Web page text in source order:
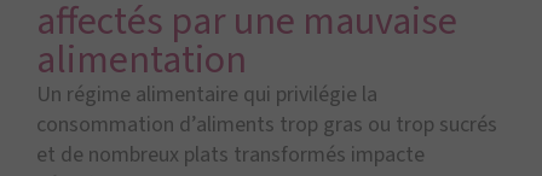
affectés par une mauvaise
alimentation
Un régime alimentaire qui privilégie la
consommation d’aliments trop gras ou trop sucrés
et de nombreux plats transformés impacte